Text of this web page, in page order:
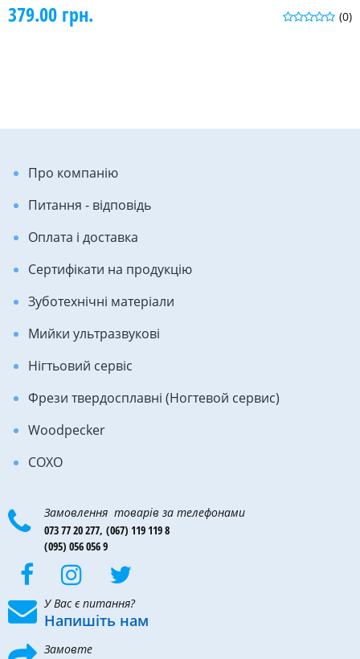
(0)
379.00 грн.
Про компанію
Питання - відповідь
Оплата і доставка
Сертифікати на продукцію
Зуботехнічні матеріали
Мийки ультразвукові
Нігтьовий сервіс
Фрези твердосплавні (Ногтевой сервис)
Woodpecker
COXO
Замовлення товарів за телефонами
073 77 20 277, (067) 119 119 8
(095) 056 056 9
У Вас є питання?
Напишіть нам
Замовте